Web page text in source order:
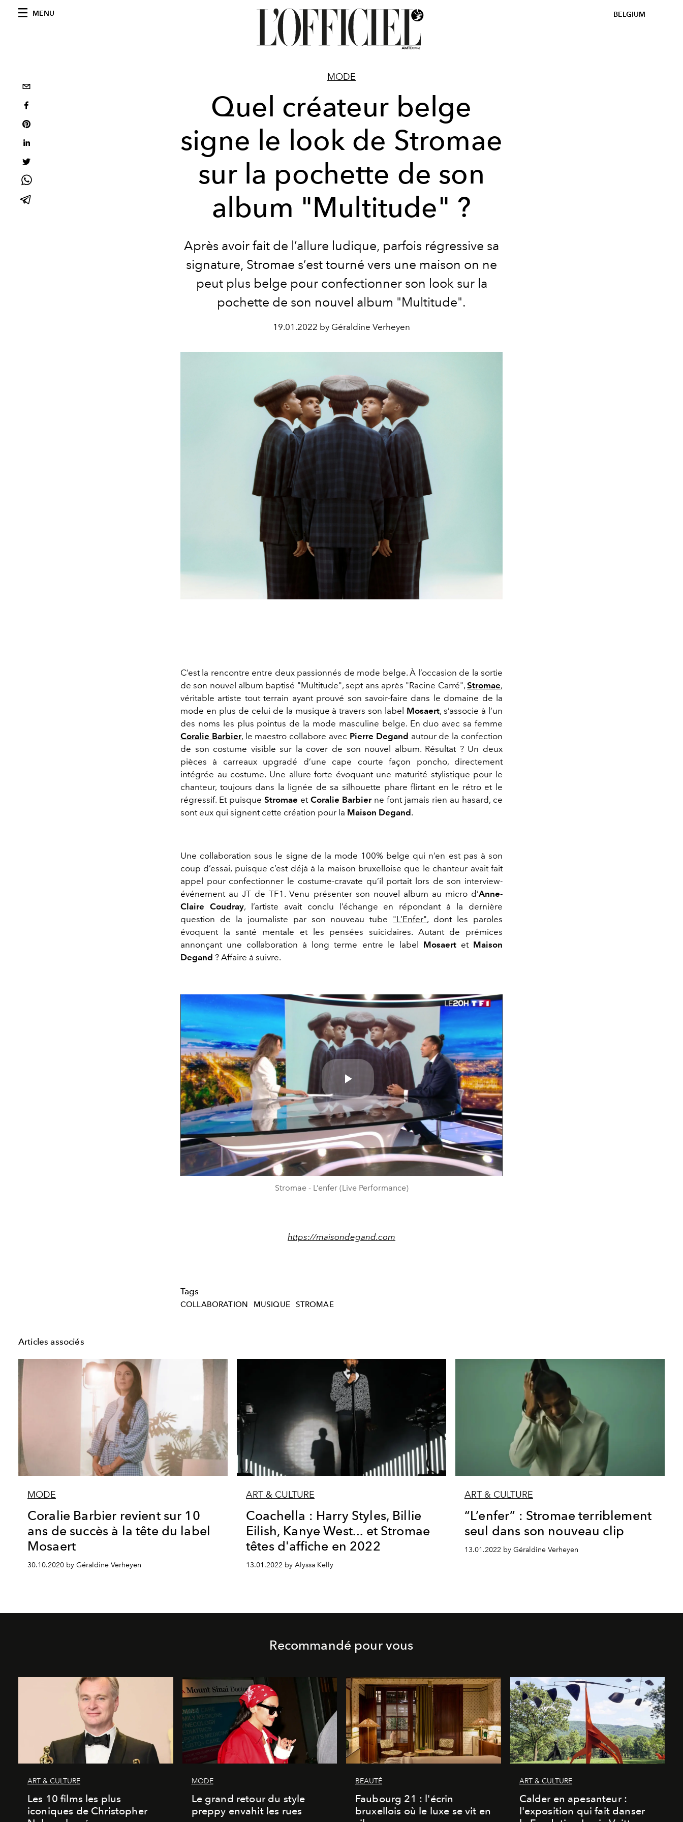
MENU BELGIUM
MODE
Quel créateur belge
signe le look de Stromae
sur la pochette de son
album "Multitude" ?
Après avoir fait de l’allure ludique, parfois régressive sa
signature, Stromae s’est tourné vers une maison on ne
peut plus belge pour confectionner son look sur la
pochette de son nouvel album "Multitude".
19.01.2022 by Géraldine Verheyen
C’est la rencontre entre deux passionnés de mode belge. À l’occasion de la sortie
de son nouvel album baptisé "Multitude", sept ans après "Racine Carré", Stromae,
véritable artiste tout terrain ayant prouvé son savoir-faire dans le domaine de la
mode en plus de celui de la musique à travers son label Mosaert, s’associe à l’un
des noms les plus pointus de la mode masculine belge. En duo avec sa femme
Coralie Barbier, le maestro collabore avec Pierre Degand autour de la confection
de son costume visible sur la cover de son nouvel album. Résultat ? Un deux
pièces à carreaux upgradé d’une cape courte façon poncho, directement
intégrée au costume. Une allure forte évoquant une maturité stylistique pour le
chanteur, toujours dans la lignée de sa silhouette phare flirtant en le rétro et le
régressif. Et puisque Stromae et Coralie Barbierne font jamais rien au hasard, ce
sont eux qui signent cette création pour la Maison Degand .
Une collaboration sous le signe de la mode 100% belge qui n’en est pas à son
coup d’essai, puisque c’est déjà à la maison bruxelloise que le chanteur avait fait
appel pour confectionner le costume-cravate qu’il portait lors de son interview-
événement au JT de TF1. Venu présenter son nouvel album au micro d’Anne-
Claire Coudray, l’artiste avait conclu l’échange en répondant à la dernière
question de la journaliste par son nouveau tube "L’Enfer", dont les paroles
évoquent la santé mentale et les pensées suicidaires. Autant de prémices
annonçant une collaboration à long terme entre le label Mosaertet Maison
Degand ? Affaire à suivre.
Play
Video
Stromae - L’enfer (Live Performance)
https://maisondegand.com
Tags
COLLABORATION MUSIQUE STROMAE
Articles associés
MODE
Coralie Barbier revient sur 10
ans de succès à la tête du label
Mosaert
30.10.2020 by Géraldine Verheyen
ART & CULTURE
Coachella : Harry Styles, Billie
Eilish, Kanye West... et Stromae
têtes d'affiche en 2022
13.01.2022 by Alyssa Kelly
ART & CULTURE
“L’enfer” : Stromae terriblement
seul dans son nouveau clip
13.01.2022 by Géraldine Verheyen
Recommandé pour vous
ART & CULTURE
Les 10 films les plus
iconiques de Christopher
MODE
Le grand retour du style
preppy envahit les rues
BEAUTÉ
Faubourg 21 : l'écrin
bruxellois où le luxe se vit en
ART & CULTURE
Calder en apesanteur :
l'exposition qui fait danser